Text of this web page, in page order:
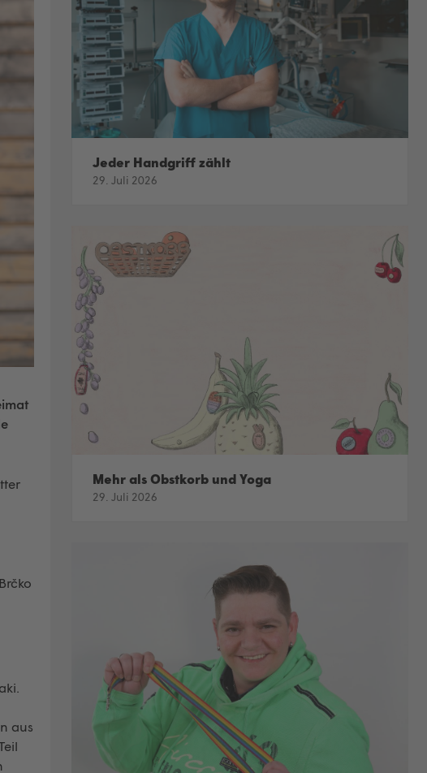
aus
Jeder Handgriff zählt
29. Juli 2026
Mehr als Obstkorb und Yoga
29. Juli 2026